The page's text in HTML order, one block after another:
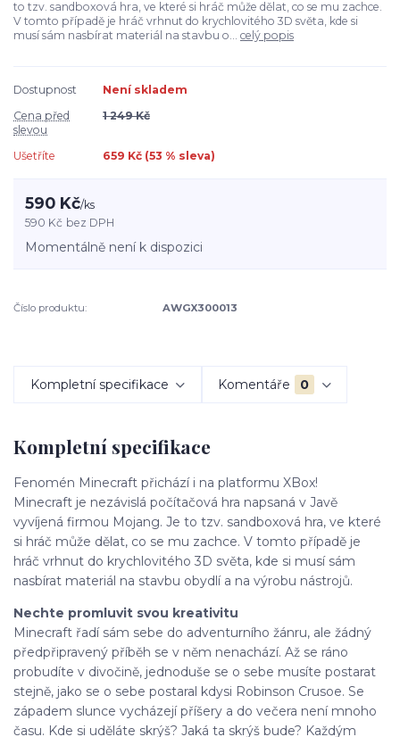
to tzv. sandboxová hra, ve které si hráč může dělat, co se mu zachce.
V tomto případě je hráč vrhnut do krychlovitého 3D světa, kde si
musí sám nasbírat materiál na stavbu o... celý popis
Dostupnost
Není skladem
Cena před
slevou
1 249 Kč
Ušetříte 659 Kč (53 % sleva)
590 Kč/ks
590 Kč bez DPH
Momentálně není k dispozici
Číslo produktu: AWGX300013
Kompletní specifikace Komentáře 0
Kompletní specifikace
Fenomén Minecraft přichází i na platformu XBox!
Minecraft je nezávislá počítačová hra napsaná v Javě
vyvíjená firmou Mojang. Je to tzv. sandboxová hra, ve které
si hráč může dělat, co se mu zachce. V tomto případě je
hráč vrhnut do krychlovitého 3D světa, kde si musí sám
nasbírat materiál na stavbu obydlí a na výrobu nástrojů.
Nechte promluvit svou kreativitu
Minecraft řadí sám sebe do adventurního žánru, ale žádný
předpřipravený příběh se v něm nenachází. Až se ráno
probudíte v divočině, jednoduše se o sebe musíte postarat
stejně, jako se o sebe postaral kdysi Robinson Crusoe. Se
západem slunce vycházejí příšery a do večera není mnoho
času. Kde si uděláte skrýš? Jaká ta skrýš bude? Každým